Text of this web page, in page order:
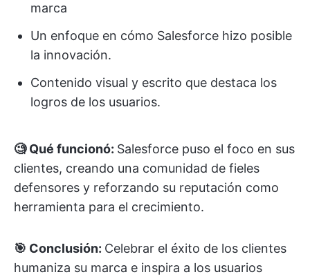
marca
Un enfoque en cómo Salesforce hizo posible
la innovación.
Contenido visual y escrito que destaca los
logros de los usuarios.
🧐 Qué funcionó: Salesforce puso el foco en sus
clientes, creando una comunidad de fieles
defensores y reforzando su reputación como
herramienta para el crecimiento.
🎯 Conclusión: Celebrar el éxito de los clientes
humaniza su marca e inspira a los usuarios